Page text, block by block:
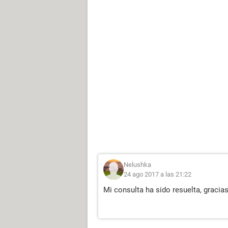
Nelushka
24 ago 2017 a las 21:22
Mi consulta ha sido resuelta,